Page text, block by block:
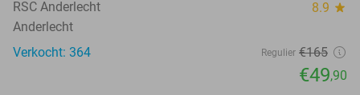
RSC Anderlecht 8.9 star
Anderlecht
Verkocht: 364
Regulier €165
€49,90